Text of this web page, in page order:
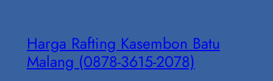
Harga Rafting Kasembon Batu
Malang (0878-3615-2078)